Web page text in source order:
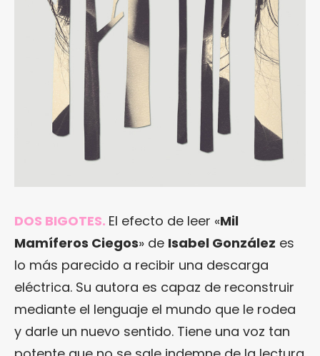
DOS BIGOTES. El efecto de leer «Mil
Mamíferos Ciegos» de Isabel González es
lo más parecido a recibir una descarga
eléctrica. Su autora es capaz de reconstruir
mediante el lenguaje el mundo que le rodea
y darle un nuevo sentido. Tiene una voz tan